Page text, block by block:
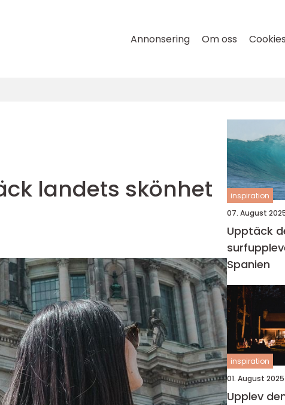
Annonsering Om oss Cookies
landets skönhet
inspiration
07. August
Upptäck
Spanien
inspiration
01. August 2025
Upplev